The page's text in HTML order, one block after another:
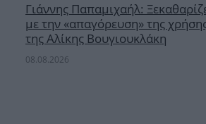
Γιάννης Παπαμιχαήλ:
με την «απαγόρευση» της
της Αλίκης Βουγιουκλάκη
08.08.2026